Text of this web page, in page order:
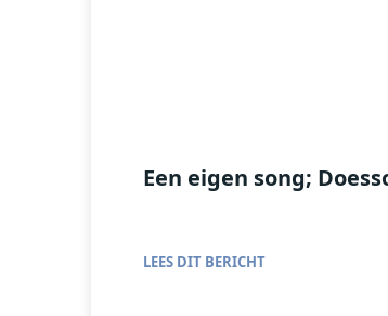
Een eigen song;
LEES DIT BERICHT